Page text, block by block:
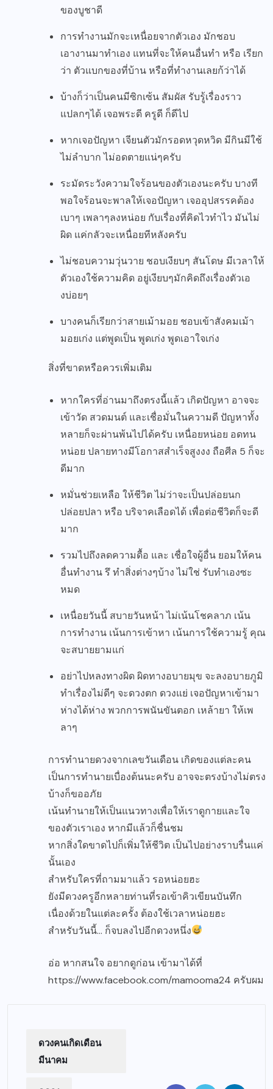
ของบูชาดี
การทำงานมักจะเหนื่อยจากตัวเอง มักชอบ
เอางานมาทำเอง แทนที่จะให้คนอื่นทำ หรือ เรียก
ว่า ตัวแบกของที่บ้าน หรือที่ทำงานเลยก้ว่าได้
บ้างก็ว่าเป็นคนมีซิกเซ้น สัมผัส รับรู้เรื่องราว
แปลกๆได้ เจอพระดี ครูดี ก็ดีไป
หากเจอปัญหา เจียนตัวมักรอดหวุดหวิด มีกินมีใช้
ไม่ลำบาก ไม่อดตายแน่ๆครับ
ระมัดระวังความใจร้อนของตัวเองนะครับ บางที
พอใจร้อนจะพาลให้เจอปัญหา เจออุปสรรคต้อง
เบาๆ เพลาๆลงหน่อย กับเรื่องที่คิดไวทำไว มันไม่
ผิด แค่กลัวจะเหนื่อยทีหลังครับ
ไม่ชอบความวุ่นวาย ชอบเงียบๆ สันโดษ มีเวลาให้
ตัวเองใช้ความคิด อยู่เงียบๆมักคิดถึงเรื่องตัวเอ
งบ่อยๆ
บางคนก็เรียกว่าสายเม้ามอย ชอบเข้าสังคมเม้า
มอยเก่ง แต่พูดเป็น พูดเก่ง พูดเอาใจเก่ง
สิ่งที่ขาดหรือควรเพิ่มเติม
หากใครที่อ่านมาถึงตรงนี้แล้ว เกิดปัญหา อาจจะ
เข้าวัด สวดมนต์ และเชื่อมั่นในความดี ปัญหาทั้ง
หลายก็จะผ่านพ้นไปได้ครับ เหนื่อยหน่อย อดทน
หน่อย ปลายทางมีโอกาสสำเร็จสูงงง ถือศีล 5 ก็จะ
ดีมาก
หมั่นช่วยเหลือ ให้ชีวิต ไม่ว่าจะเป็นปล่อยนก
ปล่อยปลา หรือ บริจาคเลือดได้ เพื่อต่อชีวิตก็จะดี
มาก
รวมไปถึงลดความดื้อ และ เชื่อใจผู้อื่น ยอมให้คน
อื่นทำงาน รึ ทำสิ่งต่างๆบ้าง ไม่ใช่ รับทำเองซะ
หมด
เหนื่อยวันนี้ สบายวันหน้า ไม่เน้นโชคลาภ เน้น
การทำงาน เน้นการเข้าหา เน้นการใช้ความรู้ คุณ
จะสบายยามแก่
อย่าไปหลงทางผิด ผิดทางอบายมุข จะลงอบายภูมิ
ทำเรื่องไม่ดีๆ จะดวงตก ดวงแย่ เจอปัญหาเข้ามา
ห่างได้ห่าง พวกการพนันขันตอก เหล้ายา ให้เพ
ลาๆ
การทำนายดวงจากเลขวันเดือน เกิดของแต่ละคน
เป็นการทำนายเบื่องต้นนะครับ อาจจะตรงบ้างไม่ตรง
บ้างก็ขออภัย
เน้นทำนายให้เป็นแนวทางเพื่อให้เราดูกายและใจ
ของตัวเราเอง หากมีแล้วก็ชื่นชม
หากสิ่งใดขาดไปก็เพิ่มให้ชีวิต เป็นไปอย่างราบรื่นแค่
นั้นเอง
สำหรับใครที่ถามมาแล้ว รอหน่อยฮะ
ยังมีดวงครูอีกหลายท่านที่รอเข้าคิวเขียนบันทึก
เนื่องด้วยในแต่ละครั้ง ต้องใช้เวลาหน่อยฮะ
สำหรับวันนี้… ก็จบลงไปอีกดวงหนึ่ง
อ่อ หากสนใจ อยากดูก่อน เข้ามาได้ที่
https://www.facebook.com/mamooma24 ครับผม
ดวงคนเกิดเดือน
มีนาคม